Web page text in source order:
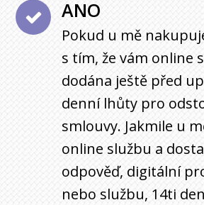
ANO
Pokud u mě
s tím, že vám online
dodána ještě před
denní lhůty pro
smlouvy. Jakmile u
online službu a
odpověď, digitální
nebo službu, 14ti